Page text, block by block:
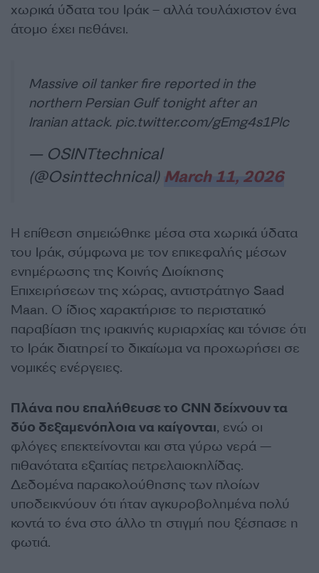
χωρικά ύδατα του Ιράκ – αλλά τουλάχιστον ένα
άτομο έχει πεθάνει.
Massive oil tanker fire reported in the
northern Persian Gulf tonight after an
Iranian attack. pic.twitter.com/gEmg4s1Plc
— OSINTtechnical
(@Osinttechnical) March 11, 2026
Η επίθεση σημειώθηκε μέσα στα χωρικά ύδατα
του Ιράκ, σύμφωνα με τον επικεφαλής μέσων
ενημέρωσης της Κοινής Διοίκησης
Επιχειρήσεων της χώρας, αντιστράτηγο Saad
Maan. Ο ίδιος χαρακτήρισε το περιστατικό
παραβίαση της ιρακινής κυριαρχίας και τόνισε ότι
το Ιράκ διατηρεί το δικαίωμα να προχωρήσει σε
νομικές ενέργειες.
Πλάνα που επαλήθευσε το CNN δείχνουν τα
δύο δεξαμενόπλοια να καίγονται, ενώ οι
φλόγες επεκτείνονται και στα γύρω νερά —
πιθανότατα εξαιτίας πετρελαιοκηλίδας.
Δεδομένα παρακολούθησης των πλοίων
υποδεικνύουν ότι ήταν αγκυροβολημένα πολύ
κοντά το ένα στο άλλο τη στιγμή που ξέσπασε η
φωτιά.